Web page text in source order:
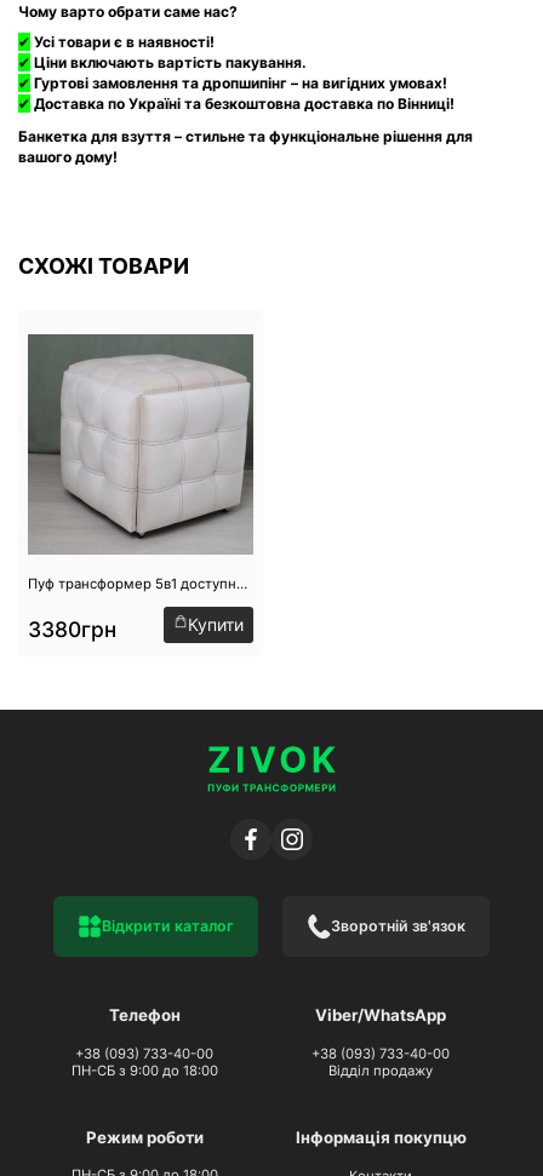
Чому варто обрати саме нас?
✔ Усі товари є в наявності!
✔ Ціни включають вартість пакування.
✔ Гуртові замовлення та дропшипінг – на вигідних умовах!
✔ Доставка по Україні та безкоштовна доставка по Вінниці!
Банкетка для взуття – стильне та функціональне рішення для
вашого дому!
СХОЖІ ТОВАРИ
Пуф трансформер 5в1 доступний на складі №11
3380грн Купити
Телефон
+38 (093) 733-40-00
ПН-СБ з 9:00 до 18:00
Viber/WhatsApp
+38 (093) 733-40-00
Відділ продажу
Режим роботи Інформація покупцю
Відкрити каталог Зворотній зв'язок